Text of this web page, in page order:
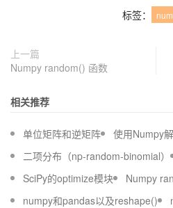
标签：
上一篇
Numpy random() 函数
相关推荐
单位矩阵和逆矩阵
使用Numpy
二项分布（np-random-binomial）
SciPy的optimize模块
Numpy
numpy和pandas以及reshape()